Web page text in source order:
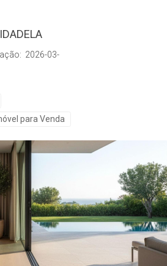
2026-03-
para Venda